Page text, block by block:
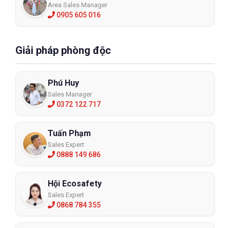
Area Sales Manager
0905 605 016
Giải pháp phòng độc
Phú Huy
Sales Manager
0372 122 717
Tuấn Phạm
Sales Expert
0888 149 686
Hội Ecosafety
Sales Expert
0868 784 355